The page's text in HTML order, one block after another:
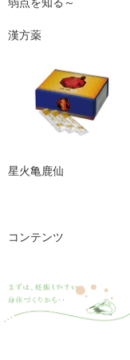
漢方薬
星火亀鹿仙
コンテンツ